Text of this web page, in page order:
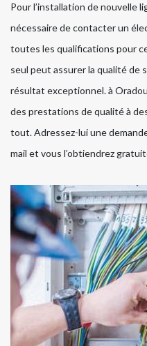
Pour l’installation de nouvelle
nécessaire de contacter un
toutes les qualifications pour
seul peut assurer la qualité de
résultat exceptionnel. à
des prestations de qualité à
tout. Adressez-lui une
mail et vous l’obtiendrez